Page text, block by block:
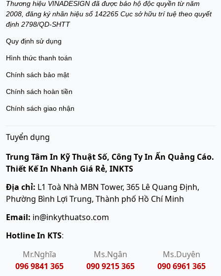
Thương hiệu VINADESIGN đã được bảo hộ độc quyền từ năm
2008, đăng ký nhãn hiệu số 142265 Cục sở hữu trí tuệ theo quyết
định 2798/QD-SHTT
Quy định sử dụng
Hình thức thanh toán
Chính sách bảo mật
Chính sách hoàn tiền
Chính sách giao nhận
Tuyển dụng
Trung Tâm In Kỹ Thuật Số, Công Ty In Ấn Quảng Cáo.
Thiết Kế In Nhanh Giá Rẻ, INKTS
Địa chỉ: L1 Toà Nhà MBN Tower, 365 Lê Quang Định,
Phường Bình Lợi Trung, Thành phố Hồ Chí Minh
Email: in@inkythuatso.com
Hotline In KTS:
Mr.Nghĩa
096 9841 365
Ms.Ngân
090 9215 365
Ms.Duyên
090 6961 365